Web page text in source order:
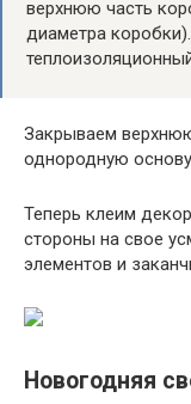
верхнюю часть
диаметра
Закрываем
однородную
Теперь клеим
стороны на свое
элементов и
Новогодняя